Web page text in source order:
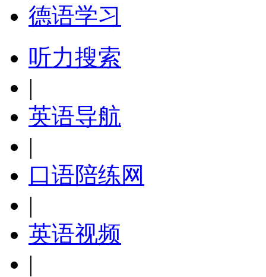
德语学习
听力搜索
|
英语导航
|
口语陪练网
|
英语视频
|